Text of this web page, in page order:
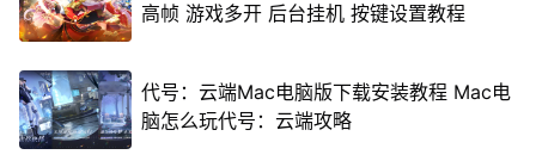
高帧 游戏多开 后台挂机 按键设置教程
代号：云端Mac电脑版下载安装教程 Mac电
脑怎么玩代号：云端攻略